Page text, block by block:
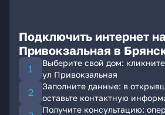
Подключить интернет
Привокзальная в
Выберите свой дом:
ул Привокзальная
Заполните данные: в
оставьте контактную
Получите консультацию: